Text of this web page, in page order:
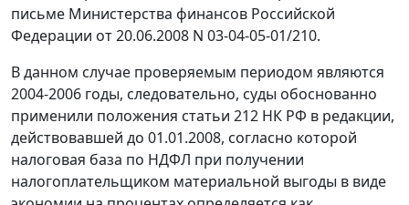
письме Министерства финансов Российской
Федерации от 20.06.2008 N 03-04-05-01/210.
В данном случае проверяемым периодом являются
2004-2006 годы, следовательно, суды обоснованно
применили положения статьи 212 НК РФ в редакции,
действовавшей до 01.01.2008, согласно которой
налоговая база по НДФЛ при получении
налогоплательщиком материальной выгоды в виде